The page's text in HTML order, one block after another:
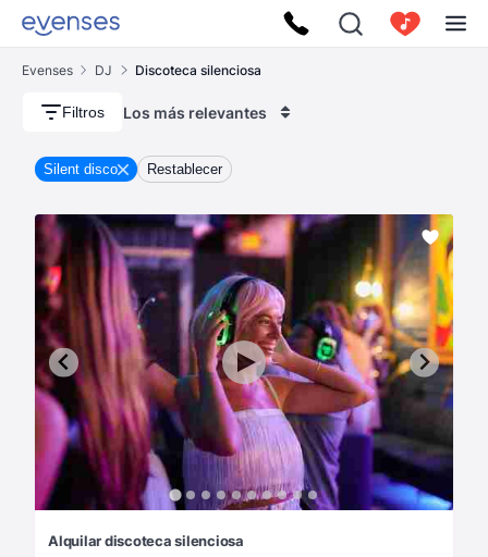
Evenses DJ Discoteca silenciosa
Filtros Los más relevantes
Silent disco Restablecer
Alquilar discoteca silenciosa